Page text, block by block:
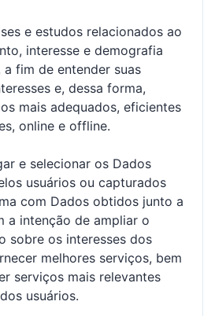
e estudos relacionados ao
interesse e demografia
a fim de entender suas
e, dessa forma,
mais adequados, eficientes
online e offline.
e selecionar os Dados
usuários ou capturados
com Dados obtidos junto a
a intenção de ampliar o
sobre os interesses dos
melhores serviços, bem
serviços mais relevantes
usuários.